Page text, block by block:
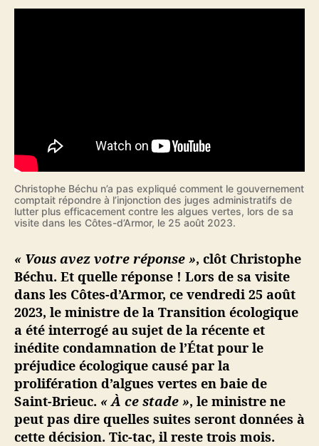
f
É
t
a
t
u
r
l
e
a
l
g
u
e
s
v
Christophe Béchu n’a pas expliqué comment le gouvernement
comptait répondre à l’injonction des juges administratifs de
lutter plus efficacement contre les algues vertes, lors de sa
visite dans les Côtes-d’Armor, le 25 août 2023.
« Vous avez votre réponse », clôt Christophe
Béchu. Et quelle réponse ! Lors de sa visite
dans les Côtes-d’Armor, ce vendredi 25 août
2023, le ministre de la Transition écologique
a été interrogé au sujet de la récente et
inédite condamnation de l’État pour le
préjudice écologique causé par la
prolifération d’algues vertes en baie de
Saint-Brieuc. « À ce stade », le ministre ne
peut pas dire quelles suites seront données à
cette décision. Tic-tac, il reste trois mois.